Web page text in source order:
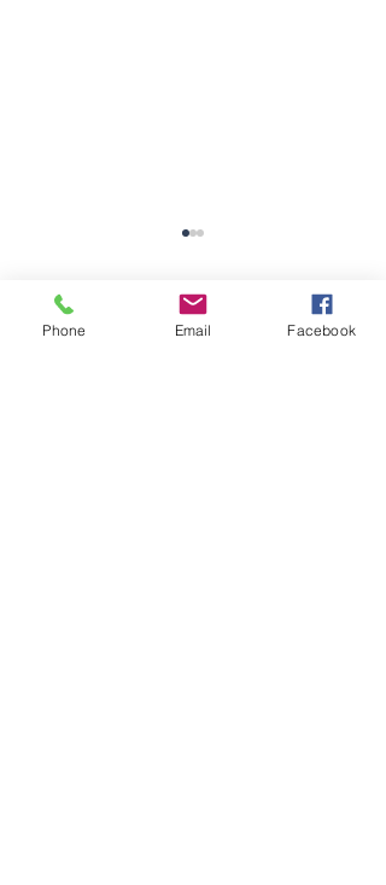
Comentarios
Phone Email Facebook